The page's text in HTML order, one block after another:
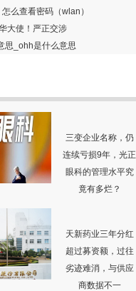
么查看密码（wlan）
大使！严正交涉
思_ohh是什么意思
三变企业名称，仍
连续亏损9年，光正
眼科的管理水平究
竟有多烂？
天新药业三年分红
超过募资额，过往
劣迹难消，与供应
商数据不一